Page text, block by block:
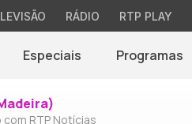
RÁDIO RTP PLAY
Especiais Programas
RTP Notícias